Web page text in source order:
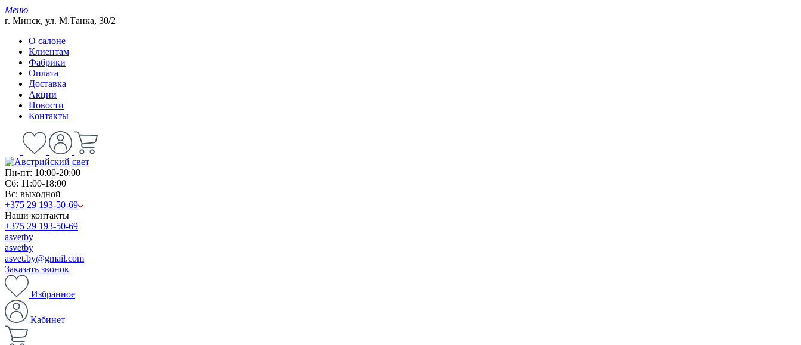
Меню
г. Минск, ул. М.Танка, 30/2
О салоне
Клиентам
Фабрики
Оплата
Доставка
Акции
Новости
Контакты
Пн-пт: 10:00-20:00
Сб: 11:00-18:00
Вс: выходной
+375 29 193-50-69
Наши контакты
+375 29 193-50-69
asvetby
asvetby
asvet.by@gmail.com
Заказать звонок
Избранное
Кабинет